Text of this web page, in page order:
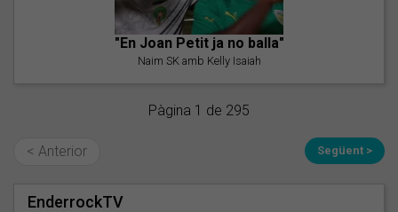
"En Joan Petit ja no balla"
Naim SK amb Kelly Isaiah
Pàgina 1 de 295
< Anterior Següent >
EnderrockTV